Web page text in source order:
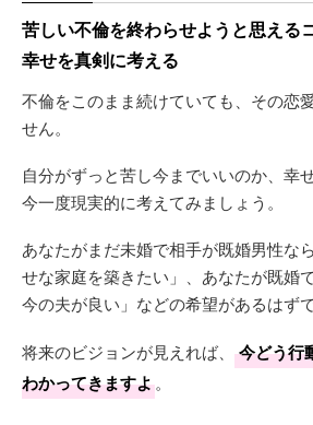
苦しい不倫を終わらせようと思える
幸せを真剣に考える
不倫をこのまま続けていても、その恋
せん。
自分がずっと苦し今までいいのか、幸
今一度現実的に考えてみましょう。
あなたがまだ未婚で相手が既婚男性な
せな家庭を築きたい」、あなたが既婚
今の夫が良い」などの希望があるはずで
将来のビジョンが見えれば、
今どう行
わかってきますよ。